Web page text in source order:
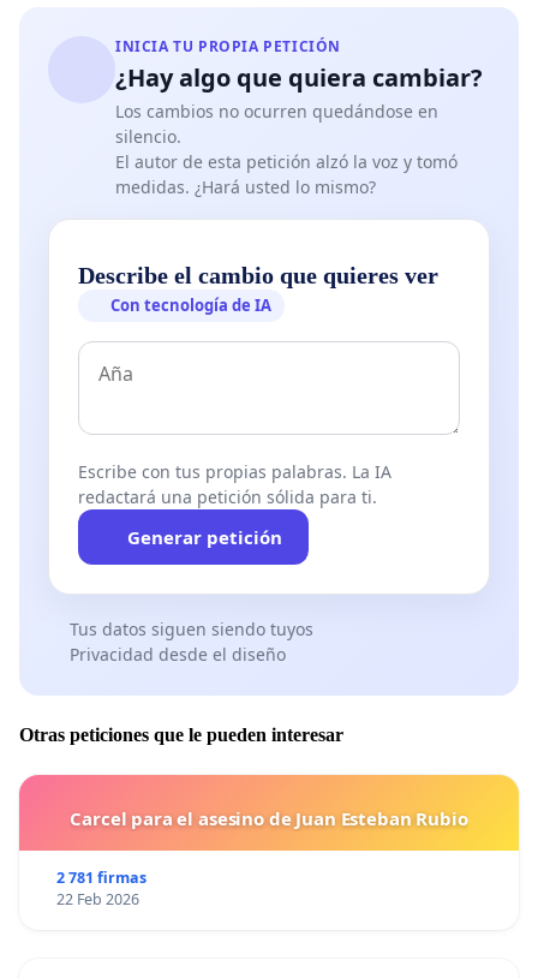
INICIA TU PROPIA PETICIÓN
¿Hay algo que quiera cambiar?
Los cambios no ocurren quedándose en
silencio.
El autor de esta petición alzó la voz y tomó
medidas. ¿Hará usted lo mismo?
Describe el cambio que quieres ver
Con tecnología de IA
Escribe con tus propias palabras. La IA
redactará una petición sólida para ti.
Generar petición
Tus datos siguen siendo tuyos
Privacidad desde el diseño
Otras peticiones que le pueden interesar
Carcel para el asesino de Juan Esteban Rubio
2 781 firmas
22 Feb 2026